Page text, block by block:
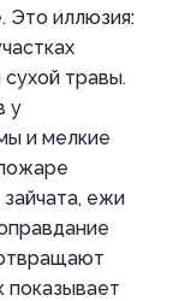
Это иллюзия:
травы.
у
и мелкие
ежи